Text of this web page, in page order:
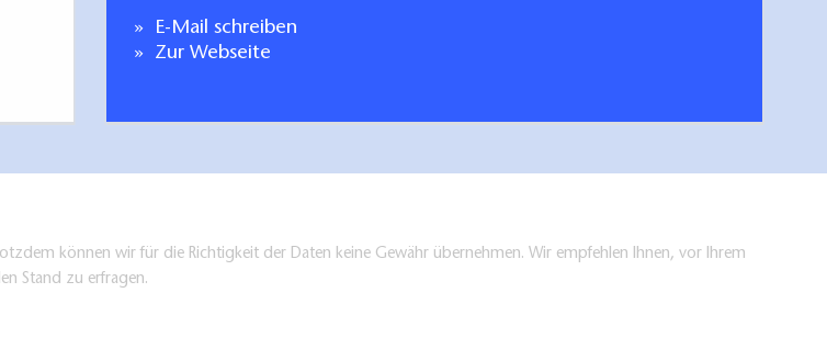
Jetzt ansehen/bestellen
E-Mail schreiben
Zur Webseite
können wir für die Richtigkeit der Daten keine Gewähr übernehmen. Wir empfehlen Ihnen, vor Ihrem
Stand zu erfragen.